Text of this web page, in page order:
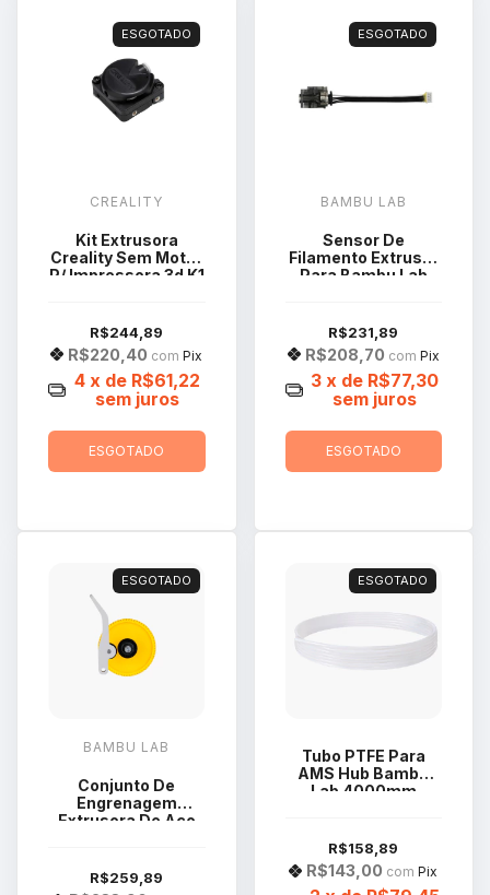
ESGOTADO
CREALITY
Kit Extrusora
Creality Sem Motor
P/ Impressora 3d K1
R$244,89
R$220,40 com Pix
4 x de R$61,22
sem juros
ESGOTADO
ESGOTADO
BAMBU LAB
Sensor De
Filamento Extrusor
Para Bambu Lab
R$231,89
R$208,70 com Pix
3 x de R$77,30
sem juros
ESGOTADO
ESGOTADO
BAMBU LAB
Conjunto De
Engrenagem
Extrusora De Aço
R$259,89
ESGOTADO
Tubo PTFE Para
AMS Hub Bambu
Lab 4000mm
R$158,89
R$143,00 com Pix